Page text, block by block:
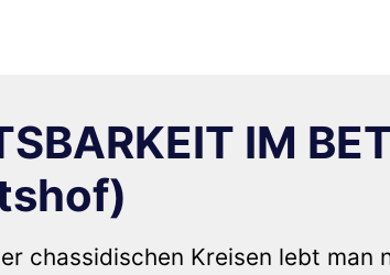
IM
chassidischen Kreisen lebt man